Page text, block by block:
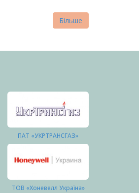
Більше
ПАТ «УКРТРАНСГАЗ»
ТОВ «Хоневелл Україна»